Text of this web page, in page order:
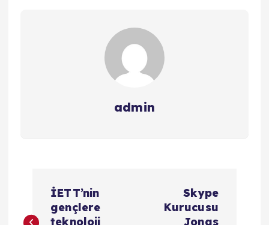
admin
a
İETT’nin
gençlere
teknoloji
Skype
Kurucusu
Jonas